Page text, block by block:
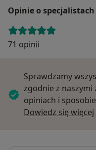
Opinie o specjalistach
71 opinii
Sprawdzamy
zgodnie z naszymi
opiniach i
Dowiedz się więcej